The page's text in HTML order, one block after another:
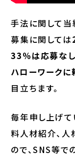
手法に関して当
募集に関しては
33％は応募なし
ハローワークに
目立ちます。
毎年申し上げて
料人材紹介、
ので、SNS等